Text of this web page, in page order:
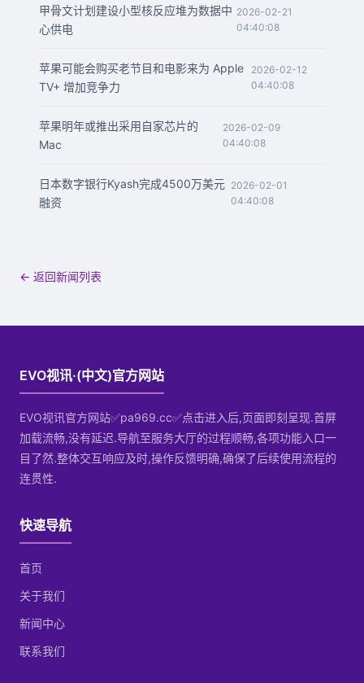
甲骨文计划建设小型核反应堆为数据中
心供电
2026-02-21
04:40:08
苹果可能会购买老节目和电影来为 Apple
TV+ 增加竞争力
2026-02-12
04:40:08
苹果明年或推出采用自家芯片的
Mac
2026-02-09
04:40:08
日本数字银行Kyash完成4500万美元
融资
2026-02-01
04:40:08
← 返回新闻列表
EVO视讯·(中文)官方网站
EVO视讯官方网站✅pa969.cc✅点击进入后,页面即刻呈现.首屏
加载流畅,没有延迟.导航至服务大厅的过程顺畅,各项功能入口一
目了然.整体交互响应及时,操作反馈明确,确保了后续使用流程的
连贯性.
快速导航
首页
关于我们
新闻中心
联系我们